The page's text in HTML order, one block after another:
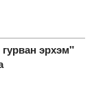
эрхэм"